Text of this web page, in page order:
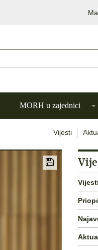
MORH u zajednici
Vijesti
Vijesti